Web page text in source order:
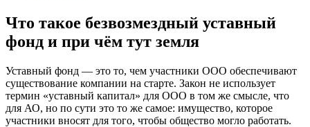
Что такое безвозмездный уставный
фонд и при чём тут земля
Уставный фонд — это то, чем участники ООО обеспечивают
существование компании на старте. Закон не использует
термин «уставный капитал» для ООО в том же смысле, что
для АО, но по сути это то же самое: имущество, которое
участники вносят для того, чтобы общество могло работать.